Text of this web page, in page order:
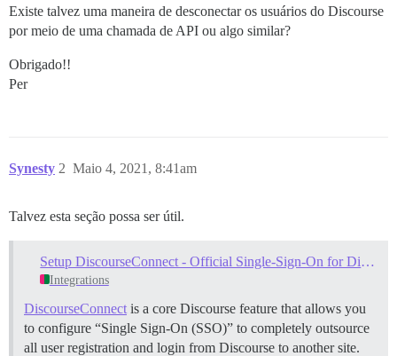
Existe talvez uma maneira de desconectar os usuários do Discourse
por meio de uma chamada de API ou algo similar?
Obrigado!!
Per
Synesty Maio 4, 2021, 8:41am
2
Talvez esta seção possa ser útil.
Setup DiscourseConnect - Official Single-Sign-On for Discourse (sso)
Integrations
DiscourseConnect is a core Discourse feature that allows you
to configure “Single Sign-On (SSO)” to completely outsource
all user registration and login from Discourse to another site.